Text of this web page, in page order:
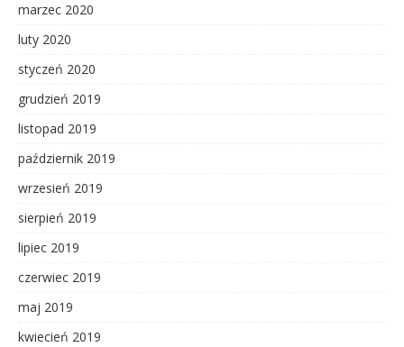
marzec 2020
luty 2020
styczeń 2020
grudzień 2019
listopad 2019
październik 2019
wrzesień 2019
sierpień 2019
lipiec 2019
czerwiec 2019
maj 2019
kwiecień 2019